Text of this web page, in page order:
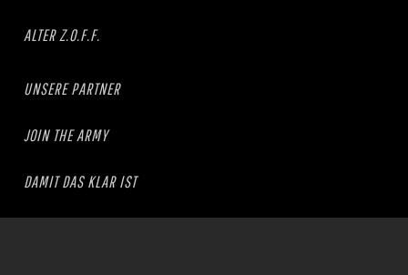
ALTER Z.O.F.F.
UNSERE PARTNER
JOIN THE ARMY
DAMIT DAS KLAR IST